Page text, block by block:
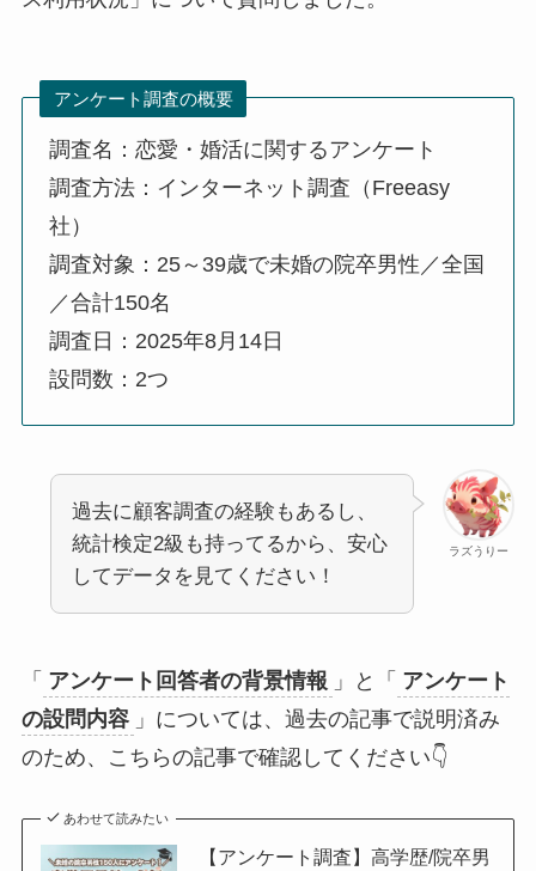
アンケート調査の概要
調査名：恋愛・婚活に関するアンケート
調査方法：インターネット調査（Freeasy
社）
調査対象：25～39歳で未婚の院卒男性／全国
／合計150名
調査日：2025年8月14日
設問数：2つ
ラズうりー
過去に顧客調査の経験もあるし、
統計検定2級も持ってるから、安心
してデータを見てください！
「 アンケート回答者の背景情報 」と「 アンケート
の設問内容 」については、過去の記事で説明済み
のため、こちらの記事で確認してください👇
あわせて読みたい
【アンケート調査】高学歴/院卒男